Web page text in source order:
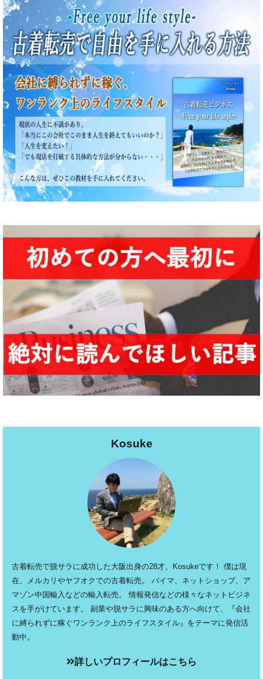
Kosuke
古着転売で脱サラに成功した大阪出身の28才、Kosukeです！ 僕は現
在、メルカリやヤフオクでの古着転売。 バイマ、ネットショップ、ア
マゾン中国輸入などの輸入転売。 情報発信などの様々なネットビジネ
スを手がけています。 副業や脱サラに興味のある方へ向けて、『会社
に縛られずに稼ぐワンランク上のライフスタイル』をテーマに発信活
動中。
詳しいプロフィールはこちら